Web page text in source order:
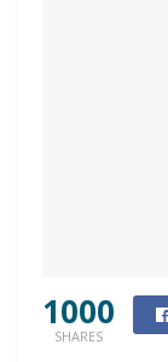
1000
SHARES